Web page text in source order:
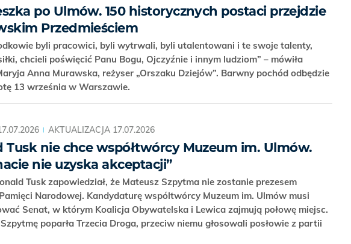
po Ulmów. 150 historycznych postaci przejdzie
Przedmieściem
byli pracowici, byli wytrwali, byli utalentowani i te swoje talenty,
chcieli poświęcić Panu Bogu, Ojczyźnie i innym ludziom” – mówiła
Anna Murawska, reżyser „Orszaku Dziejów”. Barwny pochód odbędzie
13 września w Warszawie.
AKTUALIZACJA 17.07.2026
Tusk nie chce współtwórcy Muzeum im. Ulmów.
nie uzyska akceptacji”
Tusk zapowiedział, że Mateusz Szpytma nie zostanie prezesem
Narodowej. Kandydaturę wspóltwórcy Muzeum im. Ulmów musi
Senat, w którym Koalicja Obywatelska i Lewica zajmują połowę miejsc.
poparła Trzecia Droga, przeciw niemu głosowali posłowie z partii